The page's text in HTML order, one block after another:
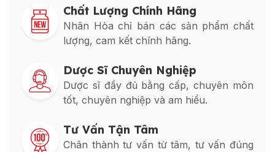
Chất Lượng Chính Hãng
Nhân Hòa chỉ bán các sản phẩm chất
lượng, cam kết chính hãng.
Dược Sĩ Chuyên Nghiệp
Dược sĩ đầy đủ bằng cấp, chuyên môn
tốt, chuyên nghiệp và am hiểu.
Tư Vấn Tận Tâm
Chân thành tư vấn từ tâm, tư vấn đúng